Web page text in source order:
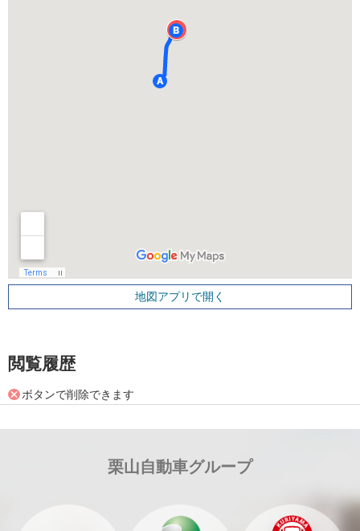
地図アプリで開く
閲覧履歴
ボタンで削除できます
栗山自動車グループ